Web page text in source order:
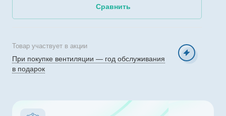
Сравнить
Товар участвует в акции
При покупке вентиляции — год обслуживания
в подарок